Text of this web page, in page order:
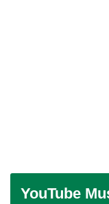
YouTube